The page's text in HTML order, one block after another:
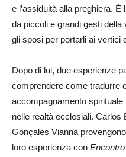
e l’assiduità alla preghiera.
da piccoli e grandi gesti
gli sposi per portarli ai vertici
Dopo di lui, due esperienze
comprendere come tradurre
accompagnamento
nelle realtà ecclesiali. Carlos
Gonçales Vianna
loro esperienza con